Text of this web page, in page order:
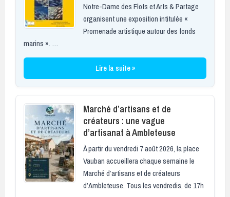
Notre-Dame des Flots et Arts & Partage
organisent une exposition intitulée «
Promenade artistique autour des fonds
marins ». …
Lire la suite »
Marché d’artisans et de
créateurs : une vague
d’artisanat à Ambleteuse
À partir du vendredi 7 août 2026, la place
Vauban accueillera chaque semaine le
Marché d’artisans et de créateurs
d’Ambleteuse. Tous les vendredis, de 17h